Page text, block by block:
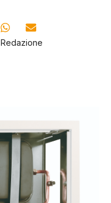
Redazione